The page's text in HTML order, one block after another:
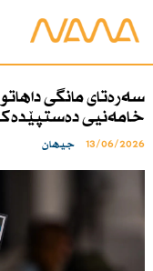
سەرەتای مانگی
خامەنیی
13/06/2026 جیهان